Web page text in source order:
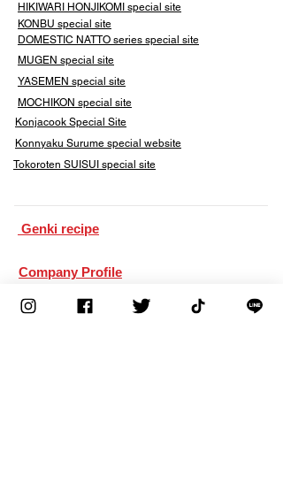
HIKIWARI HONJIKOMI special site
KONBU special site
DOMESTIC NATTO series special site
MUGEN special site
YASEMEN special site
​MOCHIKON special site
Konjacook Special Site
Konnyaku Surume special website
​Tokoroten SUISUI special site
​ Genki recipe
Company Profile
Corporate philosophy
Greetings from the representative